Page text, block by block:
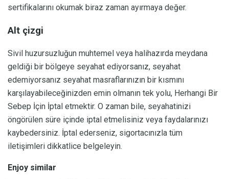
sertifikalarını okumak biraz zaman ayırmaya değer.
Alt çizgi
Sivil huzursuzluğun muhtemel veya halihazırda meydana
geldiği bir bölgeye seyahat ediyorsanız, seyahat
edemiyorsanız seyahat masraflarınızın bir kısmını
karşılayabileceğinizden emin olmanın tek yolu, Herhangi Bir
Sebep İçin İptal etmektir. O zaman bile, seyahatinizi
öngörülen süre içinde iptal etmelisiniz veya faydalarınızı
kaybedersiniz. İptal ederseniz, sigortacınızla tüm
iletişimleri dikkatlice belgeleyin.
Enjoy similar